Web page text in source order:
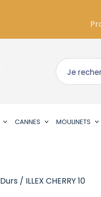
CANNES MOULINETS
Durs / ILLEX CHERRY 10